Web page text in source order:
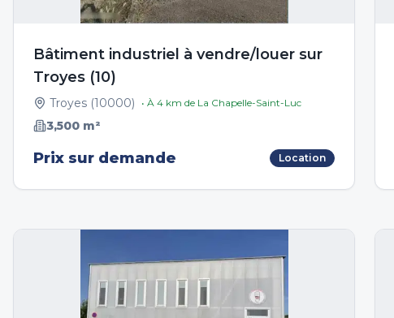
Bâtiment industriel à vendre/louer sur
Troyes (10)
Troyes (10000) • À 4 km de La Chapelle-Saint-Luc
3,500 m²
Prix sur demande Location